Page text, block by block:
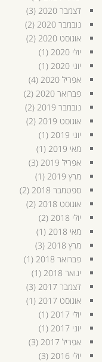
דצמבר 2020
(3)
נובמבר 2020
(2)
אוגוסט 2020
(2)
יולי 2020
(1)
יוני 2020
(1)
אפריל 2020
(4)
פברואר 2020
(2)
נובמבר 2019
(2)
אוגוסט 2019
(2)
יוני 2019
(1)
מאי 2019
(1)
אפריל 2019
(3)
מרץ 2019
(1)
ספטמבר 2018
(2)
אוגוסט 2018
(2)
יולי 2018
(2)
מאי 2018
(1)
מרץ 2018
(3)
פברואר 2018
(1)
ינואר 2018
(1)
דצמבר 2017
(3)
אוגוסט 2017
(1)
יולי 2017
(1)
יוני 2017
(1)
אפריל 2017
(3)
יולי 2016
(3)